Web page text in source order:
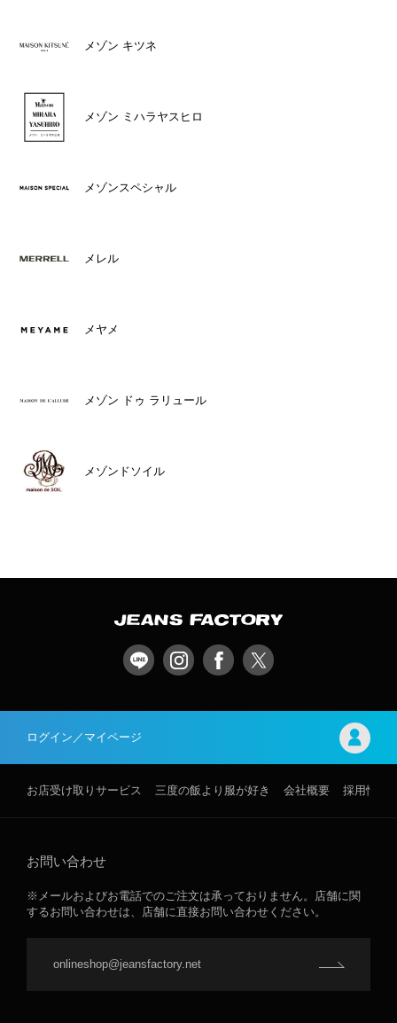
メゾン キツネ
メゾン ミハラヤスヒロ
メゾンスペシャル
メレル
メヤメ
メゾン ドゥ ラリュール
メゾンドソイル
ログイン／マイページ
お店受け取りサービス 三度の飯より服が好き 会社概要 採用情報
お問い合わせ
※メールおよびお電話でのご注文は承っておりません。店舗に関
するお問い合わせは、店舗に直接お問い合わせください。
onlineshop@jeansfactory.net